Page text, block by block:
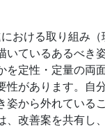
おける取り組み（
いているあるべき
を定性・定量の両
性があります。自
姿から外れている
、改善案を共有し